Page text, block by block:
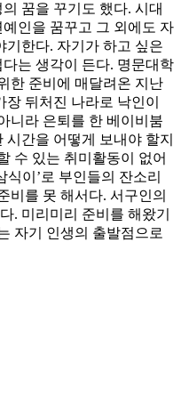
꿈을 꾸기도 했다. 시대
인을 꿈꾸고 그 외에도 자
기한다. 자기가 하고 싶은
는 생각이 든다. 명문대학
한 준비에 매달려온 지난
뒤처진 나라로 낙인이
니라 은퇴를 한 베이비붐
간을 어떻게 보내야 할지
수 있는 취미활동이 없어
이’로 부인들의 잔소리
비를 못 해서다. 서구인의
. 미리미리 준비를 해왔기
자기 인생의 출발점으로